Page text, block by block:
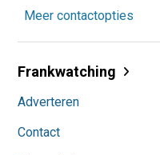
Meer contactopties
Frankwatching
Adverteren
Contact